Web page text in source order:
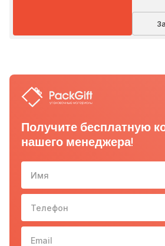
Получите бесплатную
нашего менеджера!
Имя
Телефон
Email